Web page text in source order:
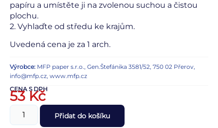
papíru a umístěte ji na zvolenou suchou a čistou
plochu.
2. Vyhlaďte od středu ke krajům.
Uvedená cena je za 1 arch.
Výrobce: MFP paper s.r.o., Gen.Štefánika 3581/52, 750 02 Přerov,
info@mfp.cz, www.mfp.cz
CENA S DPH
53Kč
Přidat do košíku